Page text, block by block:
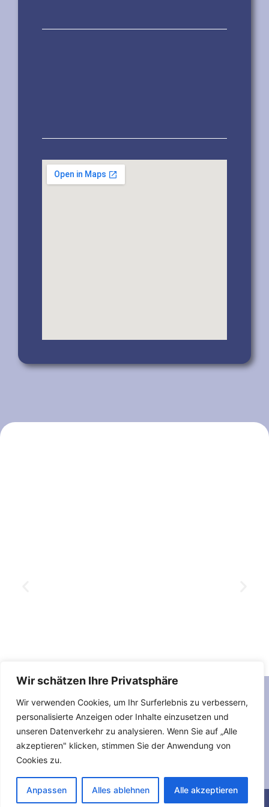
Wir schätzen Ihre Privatsphäre
Wir verwenden Cookies, um Ihr Surferlebnis zu verbessern,
personalisierte Anzeigen oder Inhalte einzusetzen und
unseren Datenverkehr zu analysieren. Wenn Sie auf „Alle
akzeptieren" klicken, stimmen Sie der Anwendung von
Cookies zu.
Anpassen Alles ablehnen Alle akzeptieren
© 2025 Malermeister Alex e.K. - Alle Rechte vorbehalten.